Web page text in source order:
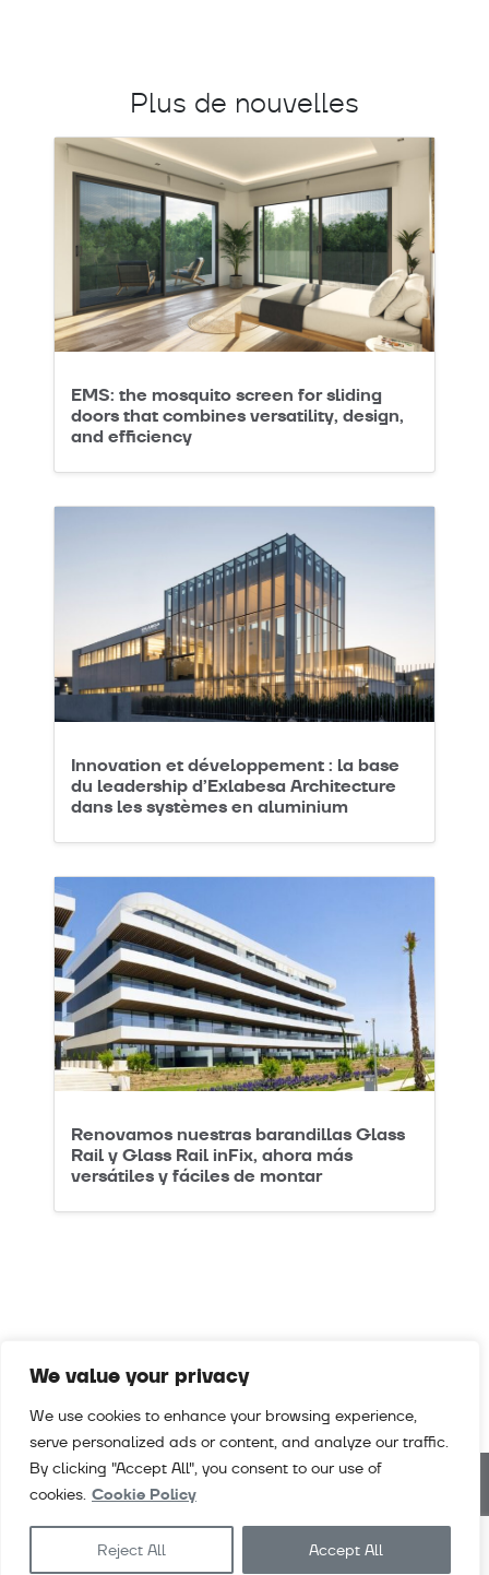
We value your privacy
We use cookies to enhance your browsing experience,
serve personalized ads or content, and analyze our traffic.
By clicking "Accept All", you consent to our use of
cookies. Cookie Policy
Reject All Accept All
Plus de nouvelles
EMS: the mosquito screen for sliding
doors that combines versatility, design,
and efficiency
Innovation et développement : la base
du leadership d’Exlabesa Architecture
dans les systèmes en aluminium
Renovamos nuestras barandillas Glass
Rail y Glass Rail inFix, ahora más
versátiles y fáciles de montar
Conditions générales de vente